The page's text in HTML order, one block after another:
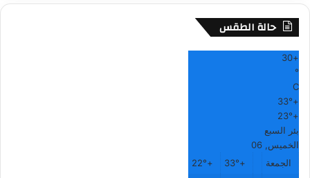
حالة الطقس
+
30
°
C
+
33°
+
23°
بئر السبع
الخميس, 06
الجمعة
+
33°
+
22°